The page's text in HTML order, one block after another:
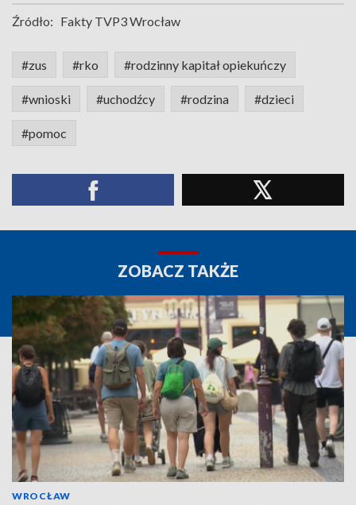
Źródło: Fakty TVP3 Wrocław
#zus #rko #rodzinny kapitał opiekuńczy
#wnioski #uchodźcy #rodzina #dzieci
#pomoc
ZOBACZ TAKŻE
WROCŁAW